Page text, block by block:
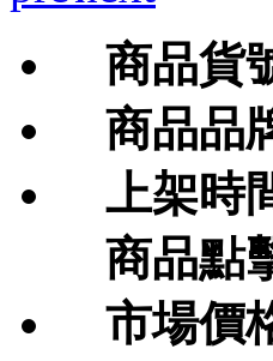
商品貨
商品品
上架時
商品點
市場價